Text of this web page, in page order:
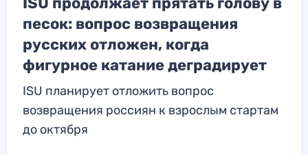
песок: вопрос возвращения
русских отложен, когда
фигурное катание деградирует
ISU планирует отложить вопрос
возвращения россиян к взрослым стартам
до октября